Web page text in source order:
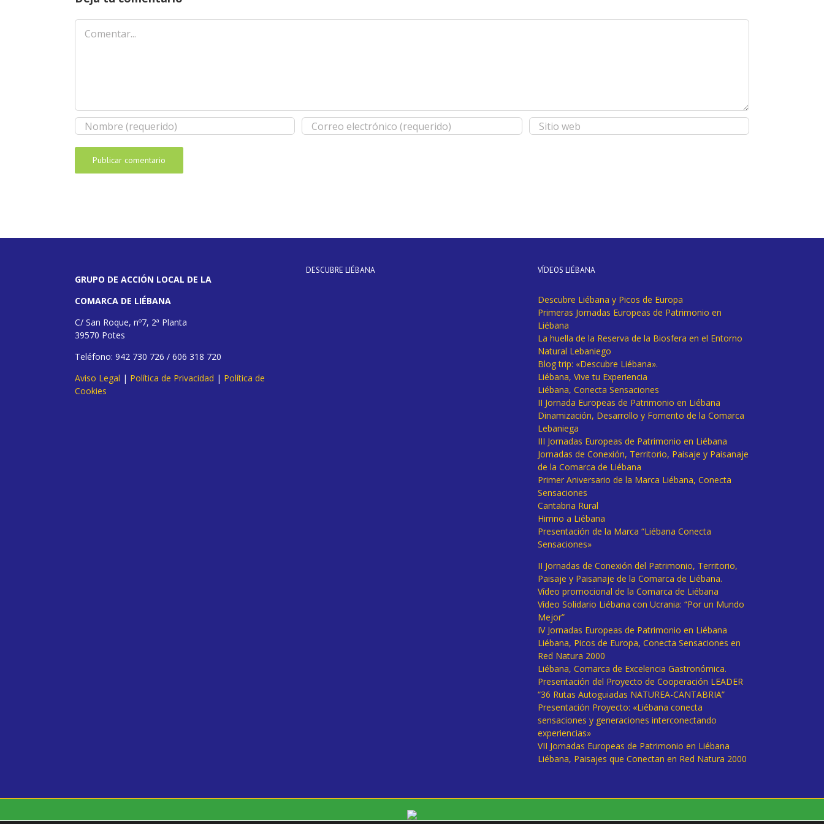
Comentar
GRUPO DE ACCIÓN LOCAL DE LA
COMARCA DE LIÉBANA
C/ San Roque, nº7, 2ª Planta
39570 Potes
Teléfono: 942 730 726 / 606 318 720
Aviso Legal | Política de Privacidad | Política de
Cookies
DESCUBRE LIÉBANA VÍDEOS LIÉBANA
Descubre Liébana y Picos de Europa
Primeras Jornadas Europeas de Patrimonio en
Liébana
La huella de la Reserva de la Biosfera en el Entorno
Natural Lebaniego
Blog trip: «Descubre Liébana».
Liébana, Vive tu Experiencia
Liébana, Conecta Sensaciones
II Jornada Europeas de Patrimonio en Liébana
Dinamización, Desarrollo y Fomento de la Comarca
Lebaniega
III Jornadas Europeas de Patrimonio en Liébana
Jornadas de Conexión, Territorio, Paisaje y Paisanaje
de la Comarca de Liébana
Primer Aniversario de la Marca Liébana, Conecta
Sensaciones
Cantabria Rural
Himno a Liébana
Presentación de la Marca “Liébana Conecta
Sensaciones»
II Jornadas de Conexión del Patrimonio, Territorio,
Paisaje y Paisanaje de la Comarca de Liébana.
Vídeo promocional de la Comarca de Liébana
Vídeo Solidario Liébana con Ucrania: “Por un Mundo
Mejor”
IV Jornadas Europeas de Patrimonio en Liébana
Liébana, Picos de Europa, Conecta Sensaciones en
Red Natura 2000
Liébana, Comarca de Excelencia Gastronómica.
Presentación del Proyecto de Cooperación LEADER
“36 Rutas Autoguiadas NATUREA-CANTABRIA”
Presentación Proyecto: «Liébana conecta
sensaciones y generaciones interconectando
experiencias»
VII Jornadas Europeas de Patrimonio en Liébana
Liébana, Paisajes que Conectan en Red Natura 2000